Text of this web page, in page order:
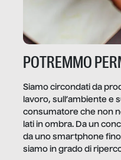
POTREMMO
Siamo circondati da
lavoro, sull’ambiente e
consumatore che non
lati in ombra. Da un
da uno smartphone fino
siamo in grado di